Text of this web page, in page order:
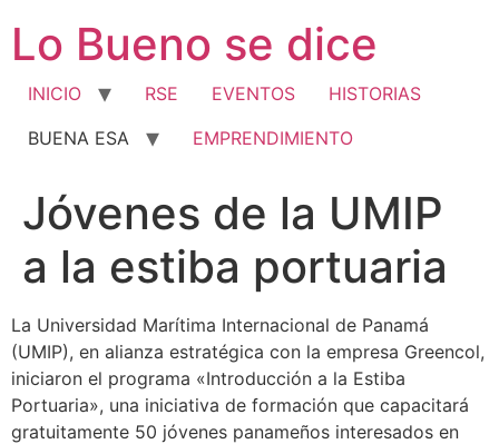
contenido
Lo Bueno se dice
INICIO RSE EVENTOS
HISTORIAS
BUENA ESA
EMPRENDIMIENTO
Jóvenes de la UMIP
a la estiba portuaria
La Universidad Marítima Internacional de Panamá
(UMIP), en alianza estratégica con la empresa Greencol,
iniciaron el programa «Introducción a la Estiba
Portuaria», una iniciativa de formación que capacitará
gratuitamente 50 jóvenes panameños interesados en